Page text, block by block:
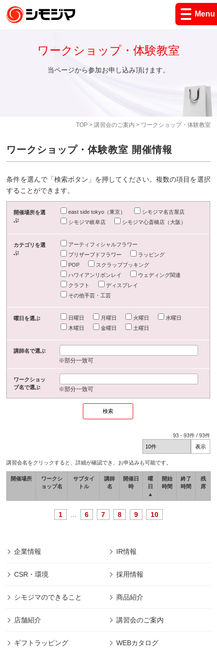
Menu
TOP> 講習会のご案内 > ワークショップ・体験教室
ワークショップ・体験教室
当ページから参加お申し込み頂けます。
ワークショップ・体験教室 開催情報
条件を選んで「検索ボタン」を押してください。複数の項目を選択
することができます。
開催場所を選
ぶ
east side tokyo（東京）
シモジマ名古屋店
シモジマ岐阜店
シモジマ心斎橋店（大阪）
カテゴリを選
ぶ
アーティフィシャルフラワー
プリザーブドフラワー
ラッピング
POP
スクラップブッキング
ハワイアンリボンレイ
ウェディング関連
クラフト
ディスプレイ
その他手芸・工芸
曜日を選ぶ 日曜日 月曜日 火曜日
水曜日
木曜日
金曜日 土曜日
講師名で選ぶ
※部分一致可
ワークショッ
プ名で選ぶ
※部分一致可
93 -93件 /93件
講習会名をクリックすると、詳細が確認でき、お申込みも可能です。
開催場所
ワークシ
ョップ名
サブタイ
トル
講師
名
開催日
時
曜
日
▲
開始
時間
終了
時間
残
席
1 6 7 8 9 10
企業情報 IR情報
CSR・環境 採用情報
シモジマのできること 商品紹介
店舗紹介 講習会のご案内
ギフトラッピング WEBカタログ